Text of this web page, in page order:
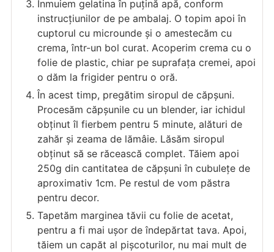
Înmuiem gelatina în puțină apă, conform
instrucțiunilor de pe ambalaj. O topim apoi în
cuptorul cu microunde și o amestecăm cu
crema, într-un bol curat. Acoperim crema cu o
folie de plastic, chiar pe suprafața cremei, apoi
o dăm la frigider pentru o oră.
În acest timp, pregătim siropul de căpșuni.
Procesăm căpșunile cu un blender, iar ichidul
obținut îl fierbem pentru 5 minute, alături de
zahăr și zeama de lămâie. Lăsăm siropul
obținut să se răcească complet. Tăiem apoi
250g din cantitatea de căpșuni în cubulețe de
aproximativ 1cm. Pe restul de vom păstra
pentru decor.
Tapetăm marginea tăvii cu folie de acetat,
pentru a fi mai ușor de îndepărtat tava. Apoi,
tăiem un capăt al pișcoturilor, nu mai mult de